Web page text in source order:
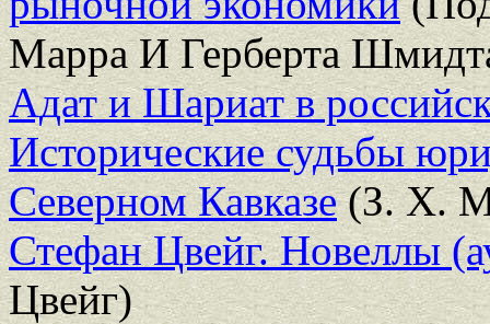
Марра И Герберта
Адат и Шариат в
Исторические судьбы
Северном Кавказе(З. Х.
Стефан Цвейг. Новеллы
Цвейг)